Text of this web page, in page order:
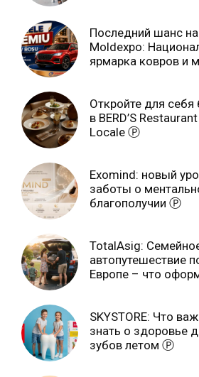
Последний шанс на
Moldexpo:
ярмарка ковров и
Откройте для себя
в BERD’S
Locale Ⓟ
Exomind: новый
заботы о
благополучии Ⓟ
TotalAsig:
автопутешествие
Европе – что
SKYSTORE: Что
знать о здоровье
зубов летом Ⓟ